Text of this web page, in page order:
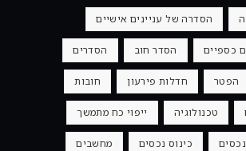
הסדרה של עניינים אישיים
כספיים הסדר חוב הסדרים
הפטר חדלות פירעון חובות
טכנולוגיה ייפוי כח מתמשך
כינוס נכסים מחשבים